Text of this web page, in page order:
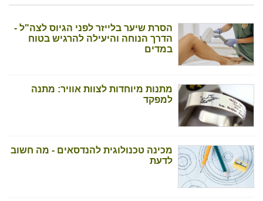
הסרת שיער בלייזר לפני הגיוס לצה"ל -
הדרך הנוחה והיעילה להרגיש בטוח
במדים
מתנות מיוחדות לצוות אוויר: מתנה
למפקד
מכינה טכנולוגית להנדסאים - מה חשוב
לדעת